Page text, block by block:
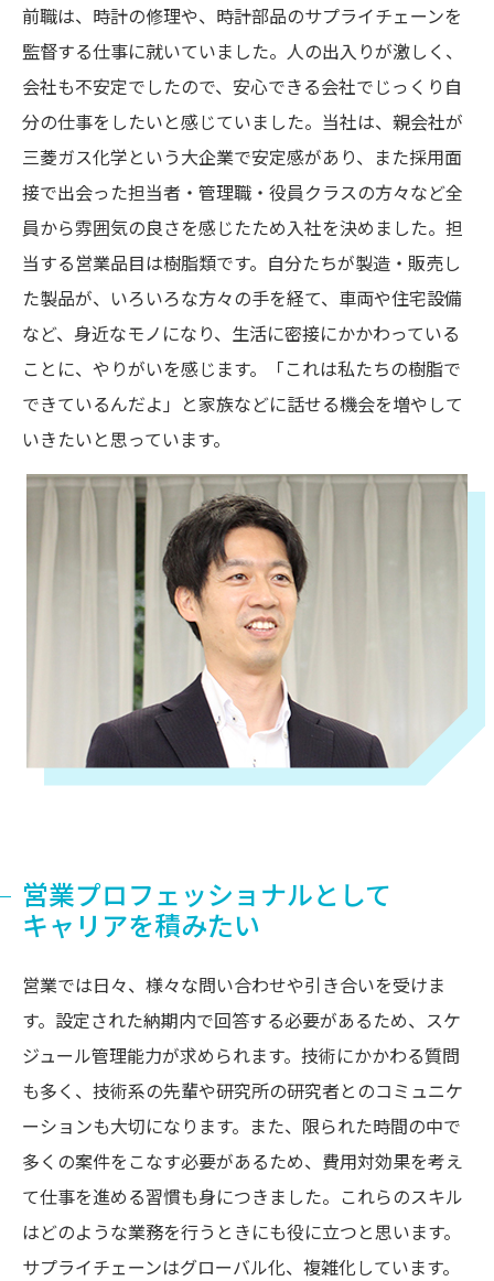
前職は、時計の修理や、時計部品のサプライチェーンを
監督する仕事に就いていました。人の出入りが激しく、
会社も不安定でしたので、安心できる会社でじっくり自
分の仕事をしたいと感じていました。当社は、親会社が
三菱ガス化学という大企業で安定感があり、また採用面
接で出会った担当者・管理職・役員クラスの方々など全
員から雰囲気の良さを感じたため入社を決めました。担
当する営業品目は樹脂類です。自分たちが製造・販売し
た製品が、いろいろな方々の手を経て、車両や住宅設備
など、身近なモノになり、生活に密接にかかわっている
ことに、やりがいを感じます。「これは私たちの樹脂で
できているんだよ」と家族などに話せる機会を増やして
いきたいと思っています。
営業プロフェッショナルとして
キャリアを積みたい
営業では日々、様々な問い合わせや引き合いを受けま
す。設定された納期内で回答する必要があるため、スケ
ジュール管理能力が求められます。技術にかかわる質問
も多く、技術系の先輩や研究所の研究者とのコミュニケ
ーションも大切になります。また、限られた時間の中で
多くの案件をこなす必要があるため、費用対効果を考え
て仕事を進める習慣も身につきました。これらのスキル
はどのような業務を行うときにも役に立つと思います。
サプライチェーンはグローバル化、複雑化しています。